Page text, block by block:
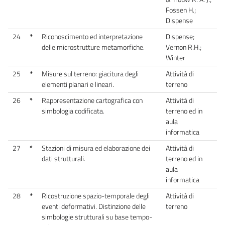
Fossen H.;
Dispense
24
*
Riconoscimento ed interpretazione
delle microstrutture metamorfiche.
Dispense;
Vernon R.H.;
Winter
25
*
Misure sul terreno: giacitura degli
elementi planari e lineari.
Attività di
terreno
26
*
Rappresentazione cartografica con
simbologia codificata.
Attività di
terreno ed in
aula
informatica
27
*
Stazioni di misura ed elaborazione dei
dati strutturali.
Attività di
terreno ed in
aula
informatica
28
*
Ricostruzione spazio-temporale degli
eventi deformativi. Distinzione delle
simbologie strutturali su base tempo-
Attività di
terreno